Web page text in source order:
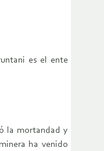
es el ente
la mortandad y
ha venido